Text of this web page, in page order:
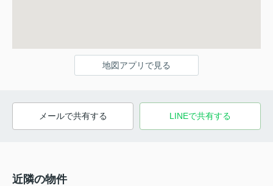
地図アプリで見る
メールで共有する LINEで共有する
近隣の物件